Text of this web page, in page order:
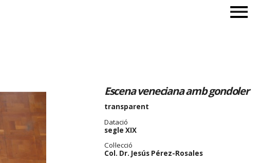
Escena veneciana amb gondoler
transparent
Datació
segle XIX
Col·lecció
Col. Dr. Jesús Pérez-Rosales